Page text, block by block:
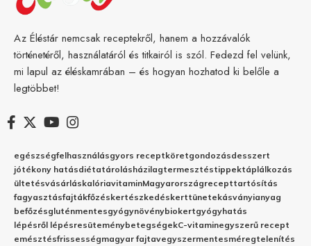
Az Éléstár nemcsak receptekről, hanem a hozzávalók
történetéről, használatáról és titkairól is szól. Fedezd fel velünk,
mi lapul az éléskamrában – és hogyan hozhatod ki belőle a
legtöbbet!
egészségfelhasználásgyors receptköretgondozásdesszert
jótékony hatásdiétatárolásházilagtermesztéstippektáplálkozás
ültetésvásárláskalóriavitaminMagyarországrecepttartósítás
fagyasztásfajtákfőzéskertészkedéskerttünetekásványianyag
befőzésgluténmentesgyógynövénybiokertgyógyhatás
lépésről lépésresüteménybetegségekC-vitaminegyszerű recept
emésztésfrissességmagyar fajtavegyszermentesméregtelenítés